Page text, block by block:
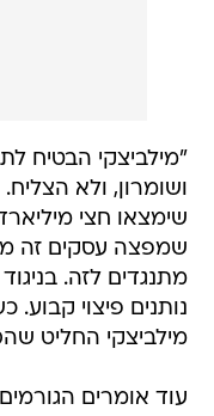
"מילביצקי הבטיח
ושומרון, ולא
שימצאו חצי
שמפצה עסקים זה
מתנגדים לזה.
נותנים פיצוי
מילביצקי החליט
עוד אומרים